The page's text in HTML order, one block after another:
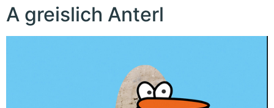
A greislich Anterl